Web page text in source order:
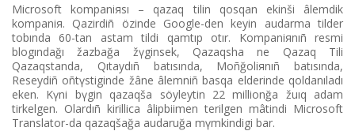
Microsoft kompaniяsı – qazaq tіlіn qosqan ekіnšі âlemdіk
kompaniя. Qazіrdіñ özіnde Google-den keyіn audarma tіlder
tobında 60-tan astam tіldі qamtıp otır. Kompa­niя­­nıñ resmi
blogındağı žazbağa žүgіnsek, Qazaqsha ne Qazaq Tili
Qazaqstanda, Qıtaydıñ batısında, Moñğoliяnıñ batısında,
Reseydіñ oñtүstіgіnde žâne âlemnіñ basqa elderіnde qol­da­nıladı
eken. Kүnі bүgіn qazaqša söyley­tіn 22 millionğa žuıq adam
tіrkelgen. Olardıñ­ kirillica âlіpbiіmen terіl­gen mâtіndі Microsoft
Translator-da qazaqšağa audaruğa mүmkіndіgі bar.